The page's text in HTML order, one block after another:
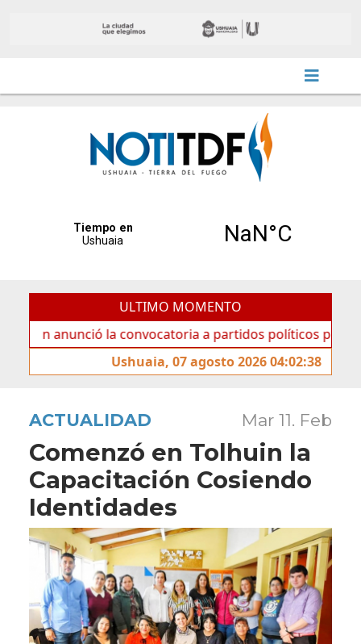
ULTIMO MOMENTO
anunció la convocatoria a partidos políticos por «ficha
Ushuaia, 07 agosto 2026 04:02:38
ACTUALIDAD Mar 11. Feb
Comenzó en Tolhuin la
Capacitación Cosiendo
Identidades